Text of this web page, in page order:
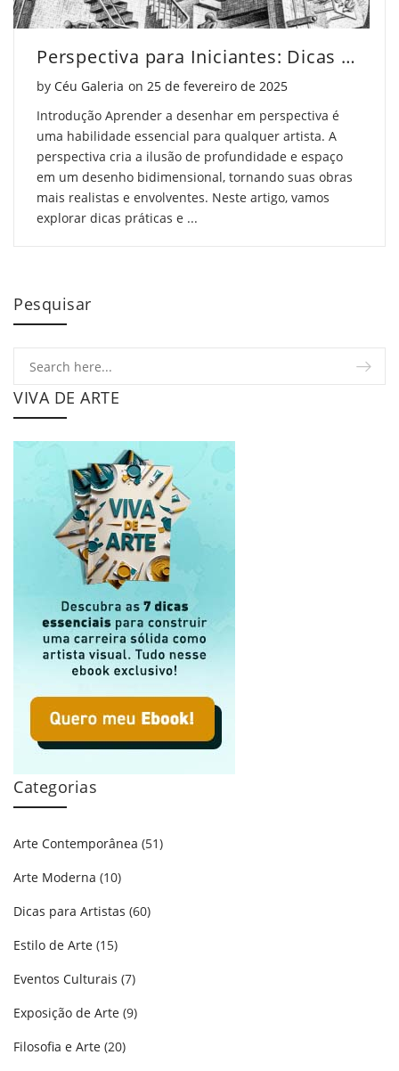
Perspectiva para Iniciantes: Dicas que Funcionam
by Céu Galeria on Posted on
25 de fevereiro de 2025
Introdução Aprender a desenhar em perspectiva é
uma habilidade essencial para qualquer artista. A
perspectiva cria a ilusão de profundidade e espaço
em um desenho bidimensional, tornando suas obras
mais realistas e envolventes. Neste artigo, vamos
explorar dicas práticas e ...
Pesquisar
VIVA DE ARTE
Categorias
Arte Contemporânea (51)
Arte Moderna (10)
Dicas para Artistas (60)
Estilo de Arte (15)
Eventos Culturais (7)
Exposição de Arte (9)
Filosofia e Arte (20)